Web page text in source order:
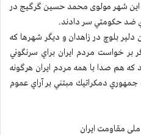
این شهر مولوی محمد حسین گرگیج در
ضد حكومتي سر دادند.
بلوچ در زاهدان و ديگر شهرها که
بر خواست مردم ايران براي سرنگوني
كه هم صدا با همه مردم ايران هرگونه
جمهوري دمكراتيك مبتني بر آراي عموم
مقاومت ایران